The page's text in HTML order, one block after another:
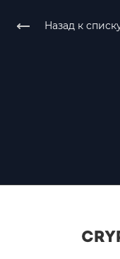
Назад к